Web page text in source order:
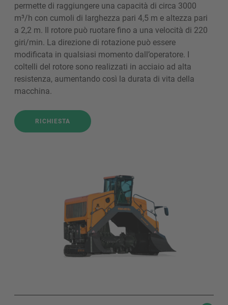
permette di raggiungere una capacità di circa 3000
m³/h con cumoli di larghezza pari 4,5 m e altezza pari
a 2,2 m. Il rotore può ruotare fino a una velocità di 220
giri/min. La direzione di rotazione può essere
modificata in qualsiasi momento dall’operatore. I
coltelli del rotore sono realizzati in acciaio ad alta
resistenza, aumentando così la durata di vita della
macchina.
RICHIESTA